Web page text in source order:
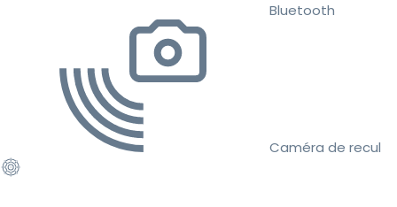
Bluetooth
Caméra de recul